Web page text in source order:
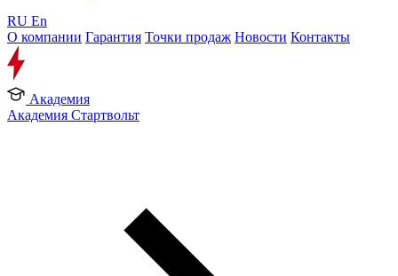
RU En
О компании Гарантия Точки продаж Новости Контакты
Академия
Академия Стартвольт